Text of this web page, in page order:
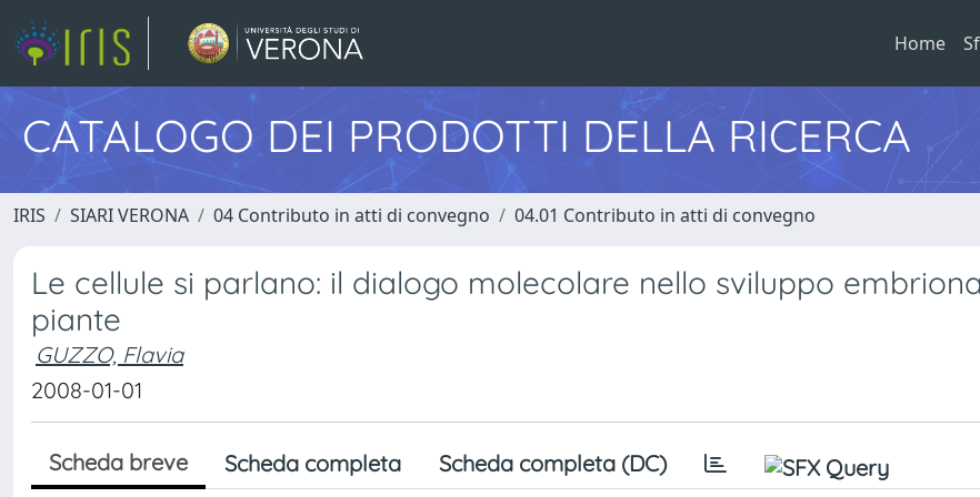
Home
CATALOGO DEI PRODOTTI DELLA RICERCA
IRIS SIARI VERONA 04 Contributo in atti di convegno 04.01 Contributo in atti di convegno
Le cellule si parlano: il dialogo molecolare nello sviluppo
piante
GUZZO, Flavia
2008-01-01
Scheda breve Scheda completa Scheda completa (DC)